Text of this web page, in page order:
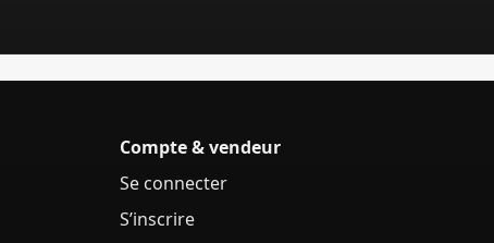
Compte & vendeur
Se connecter
S’inscrire